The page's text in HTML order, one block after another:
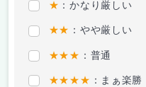
★ ：かなり厳しい
★★ ：やや厳しい
★★★ ：普通
★★★★ ：まぁ楽勝